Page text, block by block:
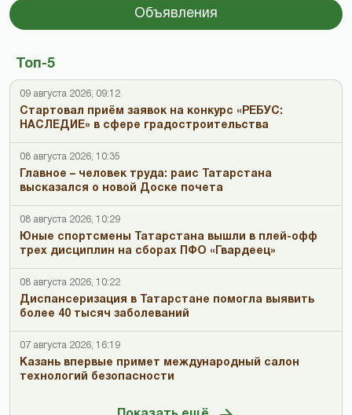
Объявления
Топ-5
09 августа 2026, 09:12
Стартовал приём заявок на конкурс «РЕБУС:
НАСЛЕДИЕ» в сфере градостроительства
08 августа 2026, 10:35
Главное – человек труда: раис Татарстана
высказался о новой Доске почета
08 августа 2026, 10:29
Юные спортсмены Татарстана вышли в плей-офф
трех дисциплин на сборах ПФО «Гвардеец»
08 августа 2026, 10:22
Диспансеризация в Татарстане помогла выявить
более 40 тысяч заболеваний
07 августа 2026, 16:19
Казань впервые примет международный салон
технологий безопасности